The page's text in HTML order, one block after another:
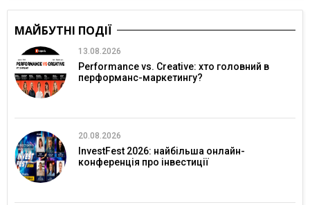
МАЙБУТНІ ПОДІЇ
13.08.2026
Performance vs. Creative: хто головний в
перформанс-маркетингу?
20.08.2026
InvestFest 2026: найбільша онлайн-
конференція про інвестиції